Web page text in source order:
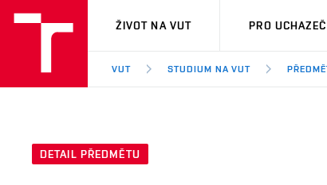
VUT
ŽIVOT NA VUT PRO
VUT STUDIUM NA VUT
DETAIL PŘEDMĚTU